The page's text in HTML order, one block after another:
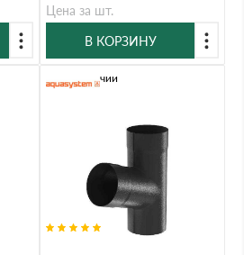
Цена за шт.
В КОРЗИНУ
В наличии